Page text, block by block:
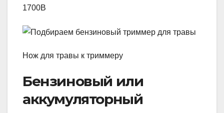
1700B
Нож для травы к триммеру
Бензиновый или
аккумуляторный